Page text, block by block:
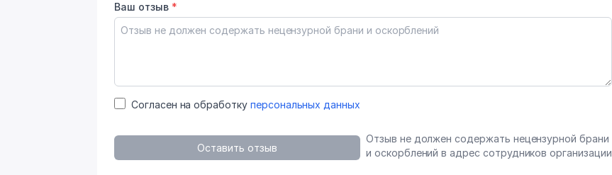
Ваш отзыв *
Согласен на обработку персональных данных
Оставить отзыв
Отзыв не должен содержать нецензурной брани
и оскорблений в адрес сотрудников организации